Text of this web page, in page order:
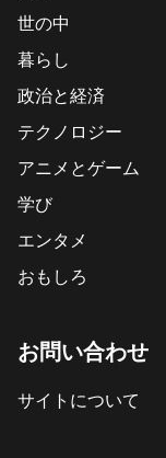
世の中
暮らし
政治と経済
テクノロジー
アニメとゲーム
学び
エンタメ
おもしろ
お問い合わせ
サイトについて